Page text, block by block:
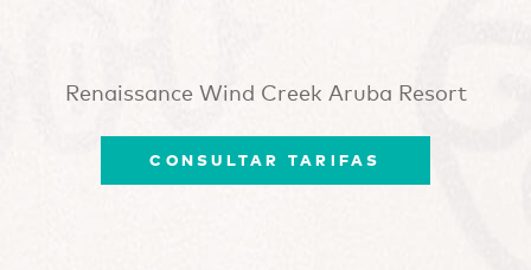
Renaissance Wind Creek Aruba Resort
CONSULTAR TARIFAS